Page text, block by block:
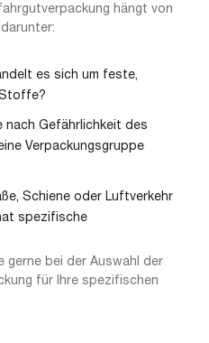
hängt von
es sich um feste,
nach Gefährlichkeit des
Verpackungsgruppe
Schiene oder Luftverkehr
spezifische
gerne bei der Auswahl der
für Ihre spezifischen